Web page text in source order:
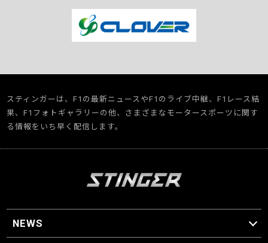
スティンガーは、F1の最新ニュースやF1のライブ中継、F1レース結
果、F1フォトギャラリーの他、さまざまなモータースポーツに関す
る情報をいち早く配信します。
NEWS